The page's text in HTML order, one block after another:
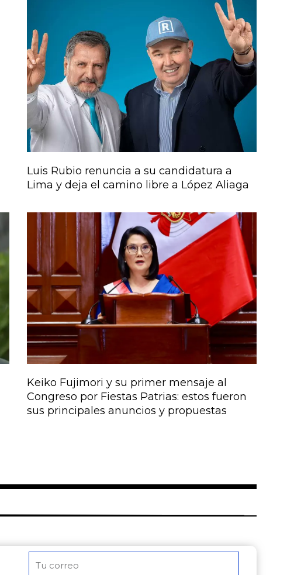
Luis Rubio renuncia a su candidatura a
Lima y deja el camino libre a López Aliaga
Keiko Fujimori y su primer mensaje al
Congreso por Fiestas Patrias: estos fueron
sus principales anuncios y propuestas